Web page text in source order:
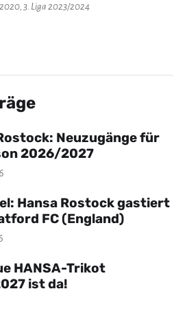
3. Liga 2023/2024
Neuzugänge für
2026/2027
Hansa Rostock gastiert
FC (England)
HANSA-Trikot
ist da!